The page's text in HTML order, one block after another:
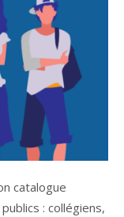
catalogue
: collégiens,